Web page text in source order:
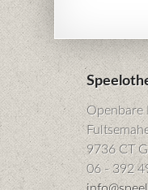
Openbare
9736 CT
06 - 392